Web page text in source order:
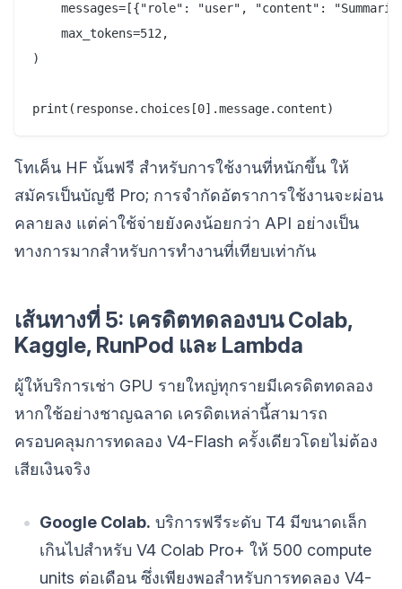
messages=[{"role": "user", "content":
    max_tokens=512,
)
โทเค็น HF นั้นฟรี สำหรับการใช้งานที่หนักขึ้น ให้
สมัครเป็นบัญชี Pro; การจำกัดอัตราการใช้งานจะผ่อน
คลายลง แต่ค่าใช้จ่ายยังคงน้อยกว่า API อย่างเป็น
ทางการมากสำหรับการทำงานที่เทียบเท่ากัน
เส้นทางที่ 5: เครดิตทดลองบน Colab,
Kaggle, RunPod และ Lambda
ผู้ให้บริการเช่า GPU รายใหญ่ทุกรายมีเครดิตทดลอง
หากใช้อย่างชาญฉลาด เครดิตเหล่านี้สามารถ
ครอบคลุมการทดลอง V4-Flash ครั้งเดียวโดยไม่ต้อง
เสียเงินจริง
Google Colab. บริการฟรีระดับ T4 มีขนาดเล็ก
เกินไปสำหรับ V4 Colab Pro+ ให้ 500 compute
units ต่อเดือน ซึ่งเพียงพอสำหรับการทดลอง V4-